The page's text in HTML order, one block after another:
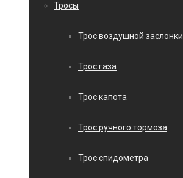
Тросы
Трос воздушной заслонки
Трос газа
Трос капота
Трос ручного тормоза
Трос спидометра